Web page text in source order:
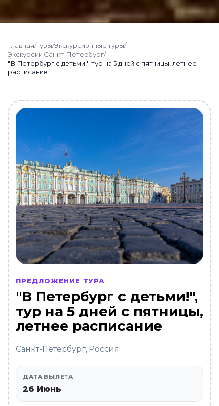
Главная/Туры/Экскурсионные туры/
Экскурсии Санкт-Петербург/
"В Петербург с детьми!", тур на 5 дней с пятницы, летнее
расписание
ПРЕДЛОЖЕНИЕ ТУРА
"В Петербург с детьми!",
тур на 5 дней с пятницы,
летнее расписание
Санкт-Петербург, Россия
ДАТА ВЫЛЕТА
26 Июнь